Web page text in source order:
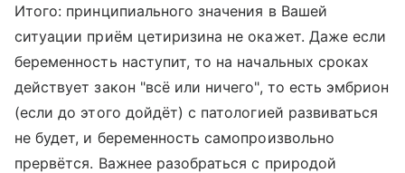
Итого: принципиального значения в Вашей
ситуации приём цетиризина не окажет. Даже если
беременность наступит, то на начальных сроках
действует закон "всё или ничего", то есть эмбрион
(если до этого дойдёт) с патологией развиваться
не будет, и беременность самопроизвольно
прервётся. Важнее разобраться с природой